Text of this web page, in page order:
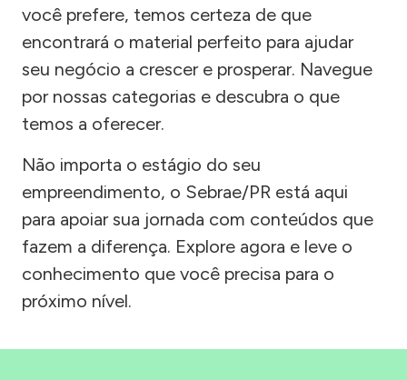
você prefere, temos certeza de que
encontrará o material perfeito para ajudar
seu negócio a crescer e prosperar. Navegue
por nossas categorias e descubra o que
temos a oferecer.
Não importa o estágio do seu
empreendimento, o Sebrae/PR está aqui
para apoiar sua jornada com conteúdos que
fazem a diferença. Explore agora e leve o
conhecimento que você precisa para o
próximo nível.